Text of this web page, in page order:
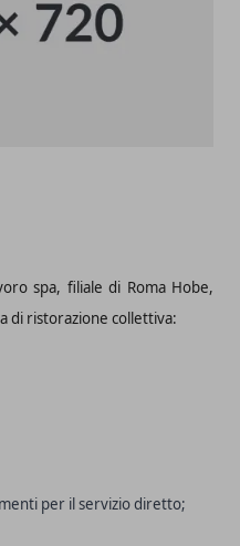
spa, filiale di Roma Hobe,
di ristorazione collettiva:
per il servizio diretto;